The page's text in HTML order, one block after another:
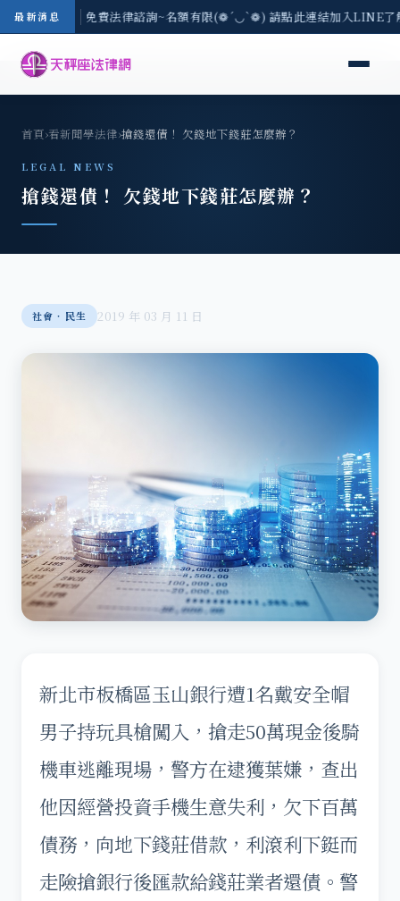
最新消息
-8/3(一) 現場免費法律諮詢~名額有限(❁´◡`❁) 請點此連結加入LINE
首頁›看新聞學法律›搶錢還債！ 欠錢地下錢莊怎麼辦？
LEGAL NEWS
搶錢還債！ 欠錢地下錢莊怎麼辦？
社會‧民生 2019 年 03 月 11 日
新北市板橋區玉山銀行遭1名戴安全帽
男子持玩具槍闖入，搶走50萬現金後騎
機車逃離現場，警方在逮獲葉嫌，查出
他因經營投資手機生意失利，欠下百萬
債務，向地下錢莊借款，利滾利下鋌而
走險搶銀行後匯款給錢莊業者還債。警